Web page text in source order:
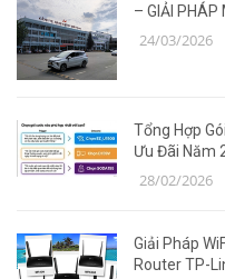
– GIẢI PHÁP
24/03/2026
Tổng Hợp
Ưu Đãi Năm
28/02/2026
Giải Pháp
Router TP-